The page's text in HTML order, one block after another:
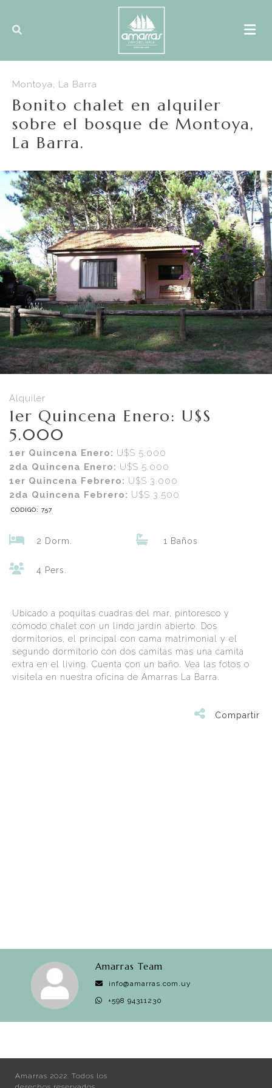
Montoya, La Barra
Bonito chalet en alquiler
sobre el bosque de Montoya,
La Barra.
Alquiler
1er Quincena Enero: U$S
5.000
1er Quincena Enero: U$S 5.000
2da Quincena Enero: U$S 5.000
1er Quincena Febrero: U$S 3.000
2da Quincena Febrero: U$S 3.500
CODIGO: 757
2 Dorm. 1 Baños
4 Pers.
Ubicado a poquitas cuadras del mar, pintoresco y
cómodo chalet con un lindo jardín abierto. Dos
dormitorios, el principal con cama matrimonial y el
segundo dormitorio con dos camitas mas una camita
extra en el living. Cuenta con un baño. Vea las fotos o
visitela en nuestra oficina de Amarras La Barra.
Compartir
Amarras Team
info@amarras.com.uy
+598 94311230
Amarras 2022. Todos los